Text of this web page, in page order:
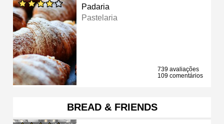
Padaria
Pastelaria
739 avaliações
109 comentários
BREAD & FRIENDS